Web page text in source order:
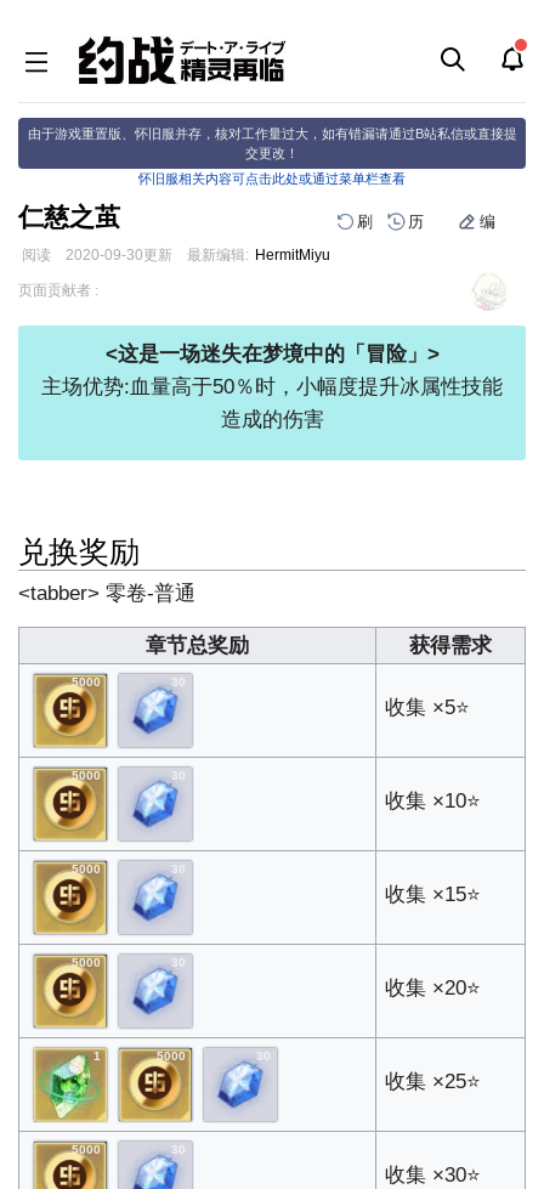
由于游戏重置版、怀旧服并存，核对工作量过大，如有错漏请通过B站私信或直接提
交更改！
怀旧服相关内容可点击此处或通过菜单栏查看
仁慈之茧 刷 历 编
阅读 2020-09-30更新 最新编辑: HermitMiyu
跳
导
跳
搜
页面贡献者 :
<这是一场迷失在梦境中的「冒险」>
主场优势:血量高于50％时，小幅度提升冰属性技能
造成的伤害
兑换奖励
<tabber> 零卷-普通
章节总奖励 获得需求
5000 30
收集 ×5⭐
5000 30
收集 ×10⭐
5000 30
收集 ×15⭐
5000 30
收集 ×20⭐
1 5000 30
收集 ×25⭐
5000 30
收集 ×30⭐